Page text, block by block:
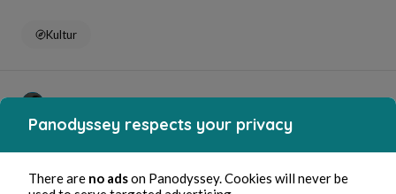
Kultur
Panodyssey respects your privacy
There are no adson Panodyssey. Cookies will never be